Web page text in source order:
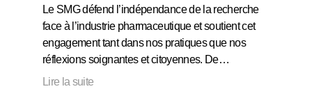
Le SMG défend l’indépendance de la recherche
face à l’industrie pharmaceutique et soutient cet
engagement tant dans nos pratiques que nos
réflexions soignantes et citoyennes. De…
Lire la suite